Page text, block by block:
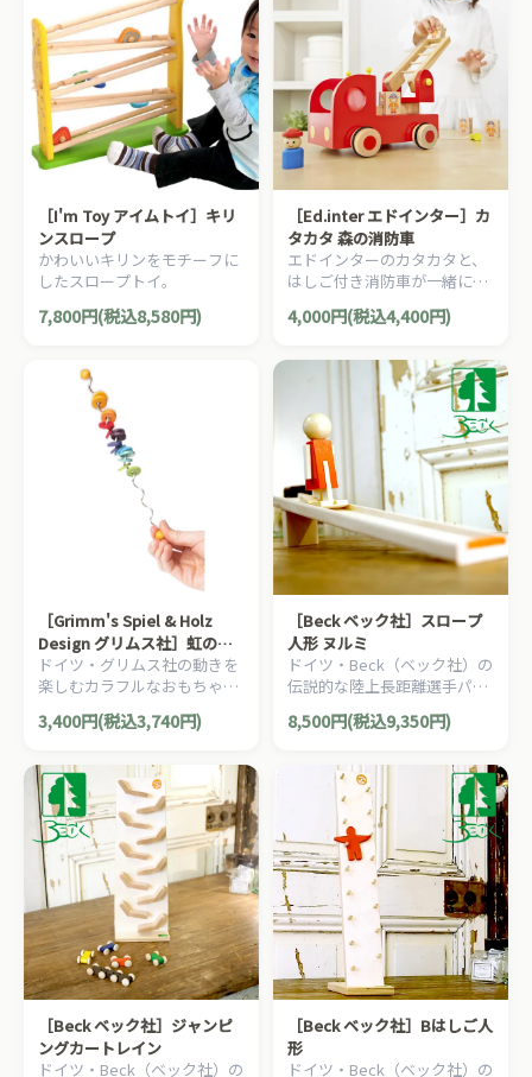
［I'm Toy アイムトイ］キリ
ンスロープ
かわいいキリンをモチーフに
したスロープトイ。
7,800円(税込8,580円)
［Ed.inter エドインター］カ
タカタ 森の消防車
エドインターのカタカタと、
はしご付き消防車が一緒にな
った木製知育玩具。働く車が
大好きなお子さまにオススメ
4,000円(税込4,400円)
［Grimm's Spiel & Holz
Design グリムス社］虹のス
ティック リングウエーブ 小
ドイツ・グリムス社の動きを
楽しむカラフルなおもちゃで
す。ワイヤーに沿って、カラ
フルな木製ディスクがクルク
3,400円(税込3,740円)
［Beck ベック社］スロープ
人形 ヌルミ
ドイツ・Beck（ベック社）の
伝説的な陸上長距離選手パー
ヴォ・ヌルミが名前の由来の
ユニークな木製スロープトイ
8,500円(税込9,350円)
［Beck ベック社］ジャンピ
ングカートレイン
ドイツ・Beck（ベック社）の
［Beck ベック社］Bはしご人
形
ドイツ・Beck（ベック社）の